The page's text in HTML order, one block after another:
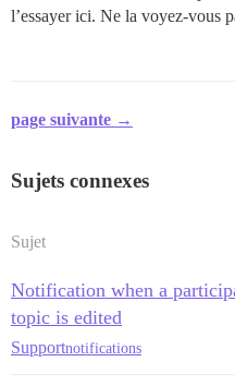
l’essayer ici. Ne la voyez-vous
page suivante →
Sujets connexes
Sujet
Notification when a
topic is edited
Supportnotifications